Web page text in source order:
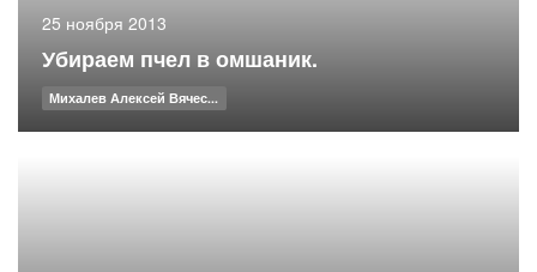
25 ноября 2013
Убираем пчел в омшаник.
Михалев Алексей Вячес...